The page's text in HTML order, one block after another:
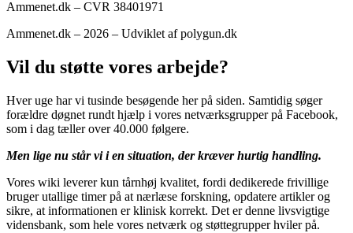
Ammenet.dk – CVR 38401971
Ammenet.dk – 2026 – Udviklet af polygun.dk
Vil du støtte vores arbejde?
Hver uge har vi tusinde besøgende her på siden. Samtidig søger
forældre døgnet rundt hjælp i vores netværksgrupper på Facebook,
som i dag tæller over 40.000 følgere.
Men lige nu står vi i en situation, der kræver hurtig handling.
Vores wiki leverer kun tårnhøj kvalitet, fordi dedikerede frivillige
bruger utallige timer på at nærlæse forskning, opdatere artikler og
sikre, at informationen er klinisk korrekt. Det er denne livsvigtige
vidensbank, som hele vores netværk og støttegrupper hviler på.